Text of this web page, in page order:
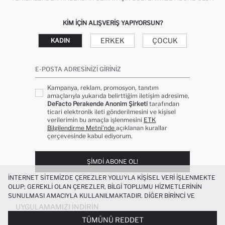
KIM IÇIN ALIŞVERIŞ YAPIYORSUN?
KADIN ERKEK ÇOCUK
E-POSTA ADRESINIZI GIRINIZ
Kampanya, reklam, promosyon, tanıtım
amaçlarıyla yukarıda belirttiğim iletişim adresime,
DeFacto Perakende Anonim Şirketi tarafından
ticari elektronik ileti gönderilmesini ve kişisel
verilerimin bu amaçla işlenmesini ETK
Bilgilendirme Metni’nde açıklanan kurallar
çerçevesinde kabul ediyorum.
ŞIMDI ABONE OL!
UYGULAMAMIZI İNDIRIN
İNTERNET SITEMIZDE ÇEREZLER YOLUYLA KIŞISEL VERI IŞLENMEKTE
OLUP; GEREKLI OLAN ÇEREZLER, BILGI TOPLUMU HIZMETLERININ
SUNULMASI AMACIYLA KULLANILMAKTADIR. DIĞER BIRINCI VE
ÜÇÜNCÜ TARAF ÇEREZLER ISE SIZE DAHA IYI BIR ALIŞVERIŞ
DENEYIMI SUNULABILMESI, SITEMIZIN DAHA IŞLEVSEL KILINMASI VE
KIŞISELLEŞTIRMESI VE AÇIK RIZA VERMENIZ HALINDE, SIZLERE
TÜMÜNÜ REDDET